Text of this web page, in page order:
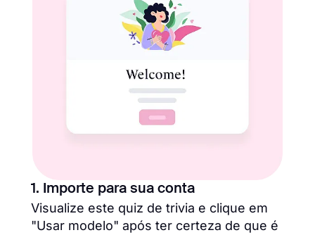
1. Importe para sua conta
Visualize este quiz de trivia e clique em
"Usar modelo" após ter certeza de que é